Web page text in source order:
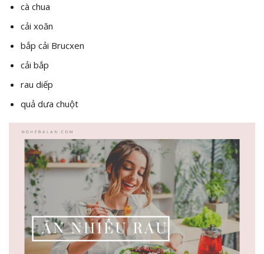
cà chua
cải xoăn
bắp cải Brucxen
cải bắp
rau diếp
quả dưa chuột